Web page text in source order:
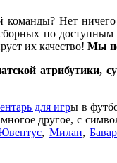
команды? Нет
по доступным
их качество! Мы
атрибутики,
для игры в
другое, с
, Милан,